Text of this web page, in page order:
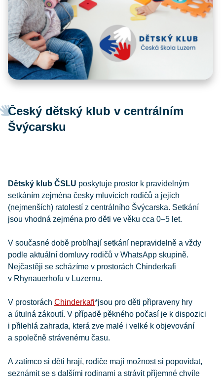
Český dětský klub v centrálním
Švýcarsku
Dětský klub ČSLU poskytuje prostor k pravidelným
setkáním zejména česky mluvících rodičů a jejich
(nejmenších) ratolestí z centrálního Švýcarska. Setkání
jsou vhodná zejména pro děti ve věku cca 0–5 let.
V současné době probíhají setkání nepravidelně a vždy
podle aktuální domluvy rodičů v WhatsApp skupině.
Nejčastěji se scházíme v prostorách Chinderkafi
v Rhynauerhofu v Luzernu.
V prostorách Chinderkafi*jsou pro děti připraveny hry
a útulná zákoutí. V případě pěkného počasí je k dispozici
i přilehlá zahrada, která zve malé i velké k objevování
a společně strávenému času.
A zatímco si děti hrají, rodiče mají možnost si popovídat,
seznámit se s dalšími rodinami a strávit příjemné chvíle